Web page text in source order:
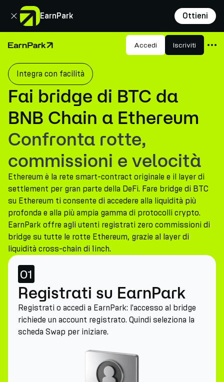
EarnPark Ottieni
Chiudi
Pagina principale Accedi Iscriviti
Prodotti
Mercati
Calcolatori
PARK Token
Risorse
Azienda
Integra con facilità
Fai bridge di BTC da
BNB Chain a Ethereum
Confronta rotte,
commissioni e velocità
Ethereum è la rete smart-contract originale e il layer di
settlement per gran parte della DeFi. Fare bridge di BTC
su Ethereum ti consente di accedere alla liquidità più
profonda e alla più ampia gamma di protocolli crypto.
EarnPark offre agli utenti registrati zero commissioni di
bridge su tutte le rotte Ethereum, grazie al layer di
liquidità cross-chain di 1inch.
01
Registrati su EarnPark
Registrati o accedi a EarnPark: l'accesso al bridge
richiede un account registrato. Quindi seleziona la
scheda Swap per iniziare.